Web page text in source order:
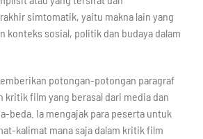
simtomatik, yaitu makna lain yang
konteks sosial, politik dan budaya dalam
potongan-potongan paragraf
kritik film yang berasal dari media dan
beda. Ia mengajak para peserta untuk
kalimat mana saja dalam kritik film